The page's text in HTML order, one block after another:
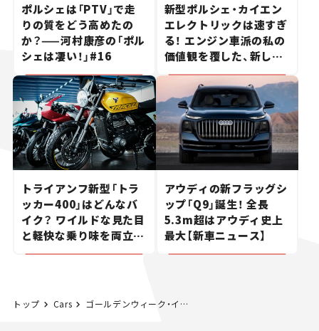
ポルシェは「PTV」で走
りの質をどう高めたの
か？——河村康彦の「ポル
シェは凄い！」#16
新型ポルシェ・カイエン
エレクトリックは速すぎ
る！ エンジン車派の私の
価値観を覆した、新しい
ポルシェの走り。
トライアンフ新型「トラ
ッカー400」はどんなバ
イク？ ワイルドな見た目
と軽快な乗り味を両立し
た400ccフラットトラッ
アウディの新フラッグシ
ップ「Q9」誕生！ 全長
5.3m超はアウディ史上
最大【新車ニュース】
トップ Cars ゴールデンウィーク・イベント情報第2報！ クルマ系展示施設、期間中に開いているのはココだ！ 東北＆北関東編